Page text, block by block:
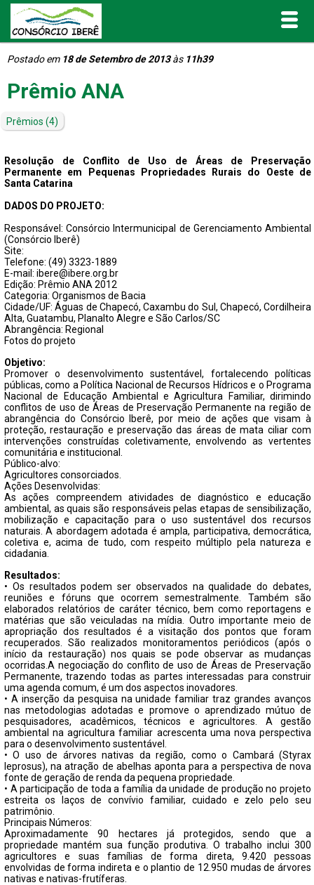
Inicial
Portal de Transparência
Publicações
Informativos e Relatórios
Notícias
Contato
FECHAR PEDIDO
Postado em 18 de Setembro de 2013às 11h39
Prêmio ANA
Prêmios (4)
Resolução de Conflito de Uso de Áreas de Preservação
Permanente em Pequenas Propriedades Rurais do Oeste de
Santa Catarina
DADOS DO PROJETO:
Responsável: Consórcio Intermunicipal de Gerenciamento Ambiental
(Consórcio Iberê)
Site:
Telefone: (49) 3323-1889
E-mail: ibere@ibere.org.br
Edição: Prêmio ANA 2012
Categoria: Organismos de Bacia
Cidade/UF: Águas de Chapecó, Caxambu do Sul, Chapecó, Cordilheira
Alta, Guatambu, Planalto Alegre e São Carlos/SC
Abrangência: Regional
Fotos do projeto
Objetivo:
Promover o desenvolvimento sustentável, fortalecendo políticas
públicas, como a Política Nacional de Recursos Hídricos e o Programa
Nacional de Educação Ambiental e Agricultura Familiar, dirimindo
conflitos de uso de Áreas de Preservação Permanente na região de
abrangência do Consórcio Iberê, por meio de ações que visam à
proteção, restauração e preservação das áreas de mata ciliar com
intervenções construídas coletivamente, envolvendo as vertentes
comunitária e institucional.
Público-alvo:
Agricultores consorciados.
Ações Desenvolvidas:
As ações compreendem atividades de diagnóstico e educação
ambiental, as quais são responsáveis pelas etapas de sensibilização,
mobilização e capacitação para o uso sustentável dos recursos
naturais. A abordagem adotada é ampla, participativa, democrática,
coletiva e, acima de tudo, com respeito múltiplo pela natureza e
cidadania.
Resultados:
• Os resultados podem ser observados na qualidade do debates,
reuniões e fóruns que ocorrem semestralmente. Também são
elaborados relatórios de caráter técnico, bem como reportagens e
matérias que são veiculadas na mídia. Outro importante meio de
apropriação dos resultados é a visitação dos pontos que foram
recuperados. São realizados monitoramentos periódicos (após o
início da restauração) nos quais se pode observar as mudanças
ocorridas.A negociação do conflito de uso de Áreas de Preservação
Permanente, trazendo todas as partes interessadas para construir
uma agenda comum, é um dos aspectos inovadores.
• A inserção da pesquisa na unidade familiar traz grandes avanços
nas metodologias adotadas e promove o aprendizado mútuo de
pesquisadores, acadêmicos, técnicos e agricultores. A gestão
ambiental na agricultura familiar acrescenta uma nova perspectiva
para o desenvolvimento sustentável.
• O uso de árvores nativas da região, como o Cambará (Styrax
leprosus), na atração de abelhas aponta para a perspectiva de nova
fonte de geração de renda da pequena propriedade.
• A participação de toda a família da unidade de produção no projeto
estreita os laços de convívio familiar, cuidado e zelo pelo seu
patrimônio.
Principais Números:
Aproximadamente 90 hectares já protegidos, sendo que a
propriedade mantém sua função produtiva. O trabalho inclui 300
agricultores e suas famílias de forma direta, 9.420 pessoas
envolvidas de forma indireta e o plantio de 12.950 mudas de árvores
nativas e nativas-frutíferas.